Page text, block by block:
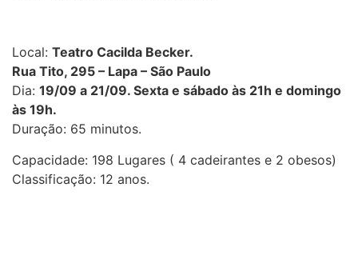
Local: Teatro Cacilda Becker.
Rua Tito, 295 – Lapa – São Paulo
Dia: 19/09 a 21/09. Sexta e sábado às 21h e domingo
às 19h.
Duração: 65 minutos.
Capacidade: 198 Lugares ( 4 cadeirantes e 2 obesos)
Classificação: 12 anos.